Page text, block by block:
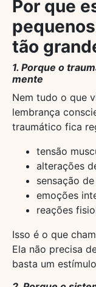
Por que
tão
1. Porque o
mente
Nem tudo o que
lembrança
traumático fica
tensão
alterações
sensação
emoções
reações
Isso é o que
Ela não precisa
basta um